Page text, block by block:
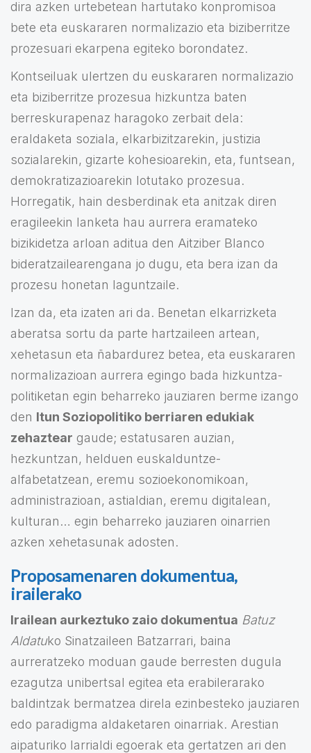
dira azken urtebetean hartutako konpromisoa
bete eta euskararen normalizazio eta biziberritze
prozesuari ekarpena egiteko borondatez.
Kontseiluak ulertzen du euskararen normalizazio
eta biziberritze prozesua hizkuntza baten
berreskurapenaz haragoko zerbait dela:
eraldaketa soziala, elkarbizitzarekin, justizia
sozialarekin, gizarte kohesioarekin, eta, funtsean,
demokratizazioarekin lotutako prozesua.
Horregatik, hain desberdinak eta anitzak diren
eragileekin lanketa hau aurrera eramateko
bizikidetza arloan aditua den Aitziber Blanco
bideratzailearengana jo dugu, eta bera izan da
prozesu honetan laguntzaile.
Izan da, eta izaten ari da. Benetan elkarrizketa
aberatsa sortu da parte hartzaileen artean,
xehetasun eta ñabardurez betea, eta euskararen
normalizazioan aurrera egingo bada hizkuntza-
politiketan egin beharreko jauziaren berme izango
den Itun Soziopolitiko berriaren edukiak
zehaztear gaude; estatusaren auzian,
hezkuntzan, helduen euskalduntze-
alfabetatzean, eremu sozioekonomikoan,
administrazioan, astialdian, eremu digitalean,
kulturan… egin beharreko jauziaren oinarrien
azken xehetasunak adosten.
Proposamenaren dokumentua,
irailerako
Irailean aurkeztuko zaio dokumentua Batuz
Aldatuko Sinatzaileen Batzarrari, baina
aurreratzeko moduan gaude berresten dugula
ezagutza unibertsal egitea eta erabilerarako
baldintzak bermatzea direla ezinbesteko jauziaren
edo paradigma aldaketaren oinarriak. Arestian
aipaturiko larrialdi egoerak eta gertatzen ari den